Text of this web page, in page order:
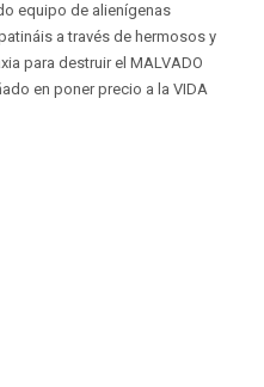
equipo de alienígenas
a través de hermosos y
para destruir el MALVADO
en poner precio a la VIDA